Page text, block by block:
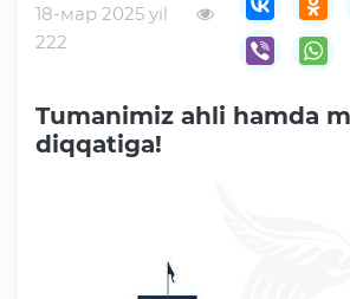
Analitik hisobot va tahlillar
18-мар 2025 yil
222
Tumanimiz ahli hamda
diqqatiga!